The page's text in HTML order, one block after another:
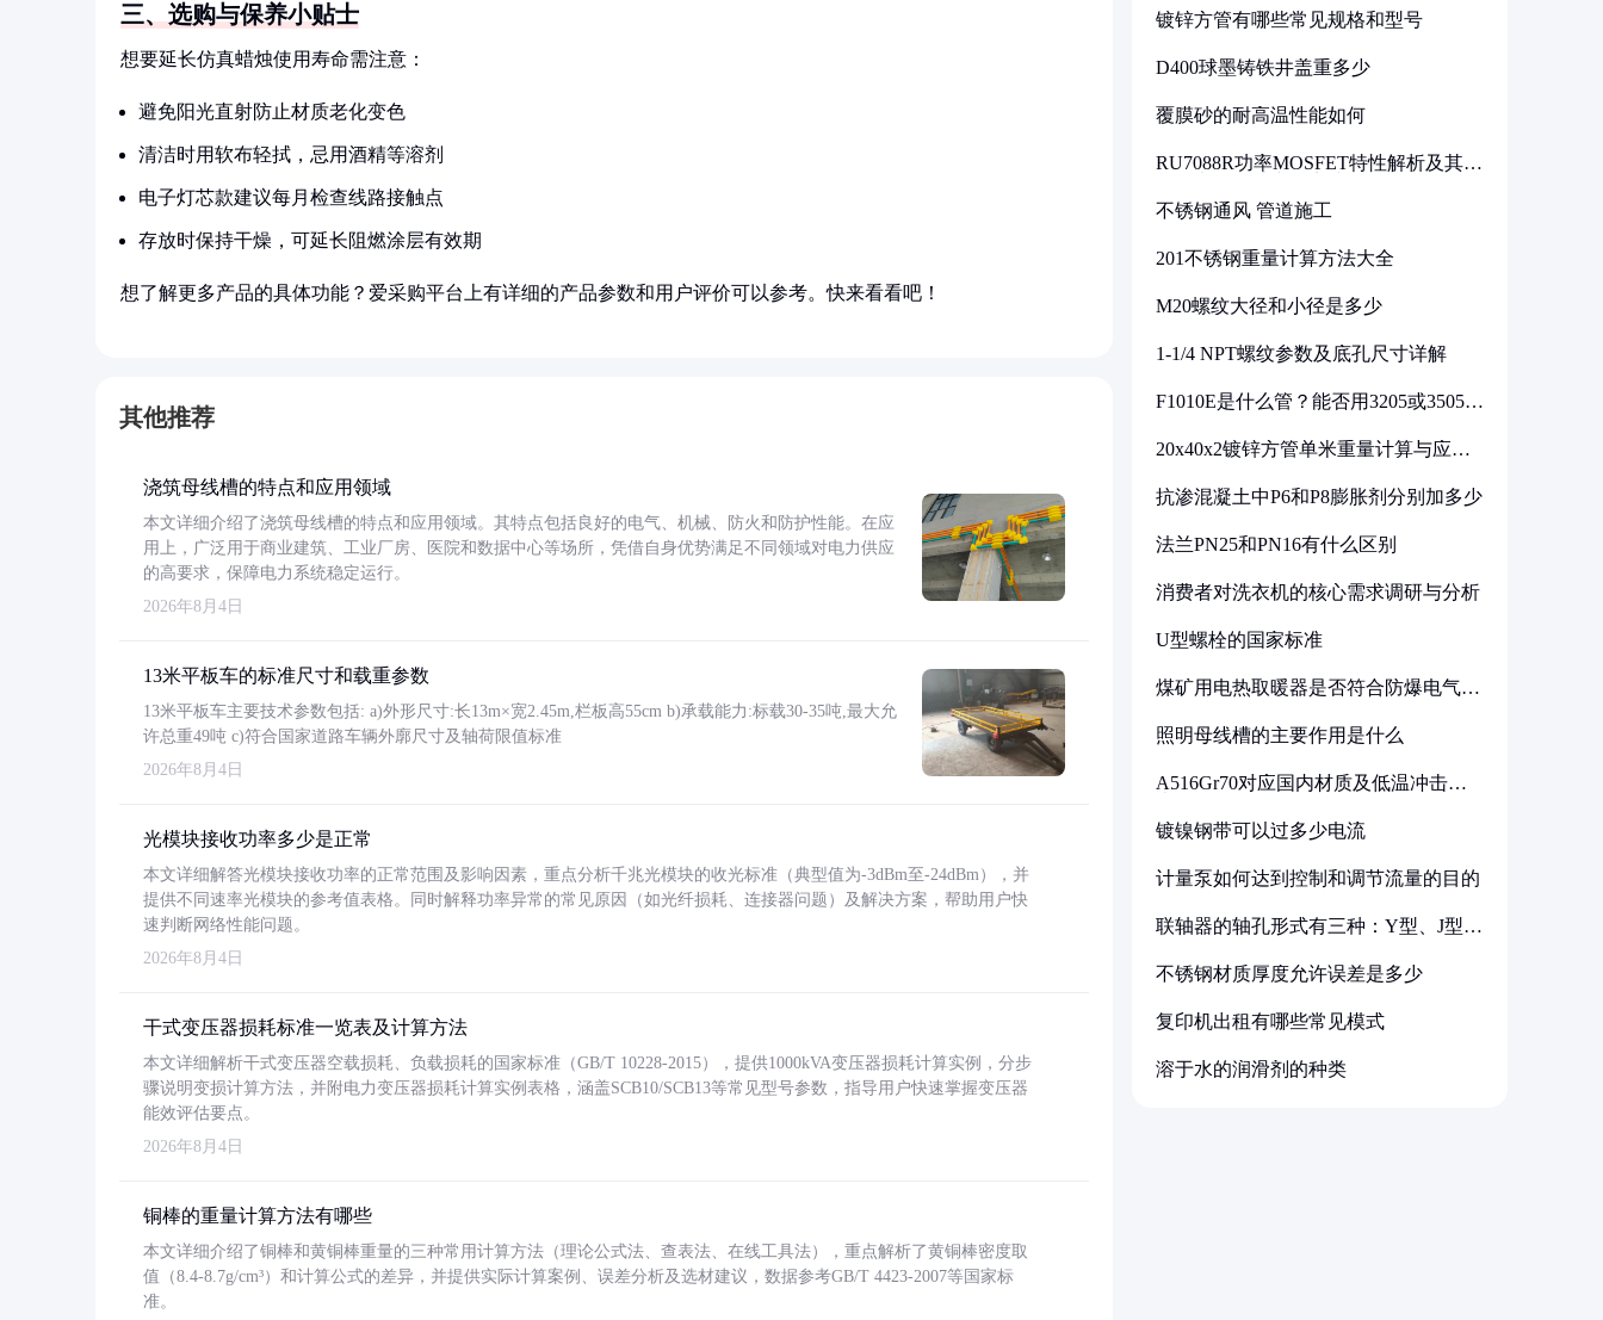
三、选购与保养小贴士
想要延长仿真蜡烛使用寿命需注意：
避免阳光直射防止材质老化变色
清洁时用软布轻拭，忌用酒精等溶剂
电子灯芯款建议每月检查线路接触点
存放时保持干燥，可延长阻燃涂层有效期
想了解更多产品的具体功能？爱采购平台上有详细的产品参数和用户评价可以参考。快来看看吧！
其他推荐
浇筑母线槽的特点和应用领域
本文详细介绍了浇筑母线槽的特点和应用领域。其特点包括良好的电气、机械、防火和防护性能。在应
用上，广泛用于商业建筑、工业厂房、医院和数据中心等场所，凭借自身优势满足不同领域对电力供应
的高要求，保障电力系统稳定运行。
2026年8月4日
13米平板车的标准尺寸和载重参数
13米平板车主要技术参数包括: a)外形尺寸:长13m×宽2.45m,栏板高55cm b)承载能力:标载30-35吨,最大允
许总重49吨 c)符合国家道路车辆外廓尺寸及轴荷限值标准
2026年8月4日
光模块接收功率多少是正常
本文详细解答光模块接收功率的正常范围及影响因素，重点分析千兆光模块的收光标准（典型值为-3dBm至-24dBm），并
提供不同速率光模块的参考值表格。同时解释功率异常的常见原因（如光纤损耗、连接器问题）及解决方案，帮助用户快
速判断网络性能问题。
2026年8月4日
干式变压器损耗标准一览表及计算方法
本文详细解析干式变压器空载损耗、负载损耗的国家标准（GB/T 10228-2015），提供1000kVA变压器损耗计算实例，分步
骤说明变损计算方法，并附电力变压器损耗计算实例表格，涵盖SCB10/SCB13等常见型号参数，指导用户快速掌握变压器
能效评估要点。
2026年8月4日
铜棒的重量计算方法有哪些
本文详细介绍了铜棒和黄铜棒重量的三种常用计算方法（理论公式法、查表法、在线工具法），重点解析了黄铜棒密度取
值（8.4-8.7g/cm³）和计算公式的差异，并提供实际计算案例、误差分析及选材建议，数据参考GB/T 4423-2007等国家标
准。
镀锌方管有哪些常见规格和型号
D400球墨铸铁井盖重多少
覆膜砂的耐高温性能如何
RU7088R功率MOSFET特性解析及其在
不锈钢通风 管道施工
201不锈钢重量计算方法大全
M20螺纹大径和小径是多少
1-1/4 NPT螺纹参数及底孔尺寸详解
F1010E是什么管？能否用3205或3505代
20x40x2镀锌方管单米重量计算与应用
抗渗混凝土中P6和P8膨胀剂分别加多少
法兰PN25和PN16有什么区别
消费者对洗衣机的核心需求调研与分析
U型螺栓的国家标准
煤矿用电热取暖器是否符合防爆电气设
照明母线槽的主要作用是什么
A516Gr70对应国内材质及低温冲击要
镀镍钢带可以过多少电流
计量泵如何达到控制和调节流量的目的
联轴器的轴孔形式有三种：Y型、J型、
不锈钢材质厚度允许误差是多少
复印机出租有哪些常见模式
溶于水的润滑剂的种类